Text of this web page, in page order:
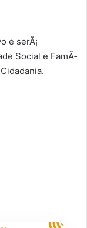
e serÃ¡
Social e FamÃ­